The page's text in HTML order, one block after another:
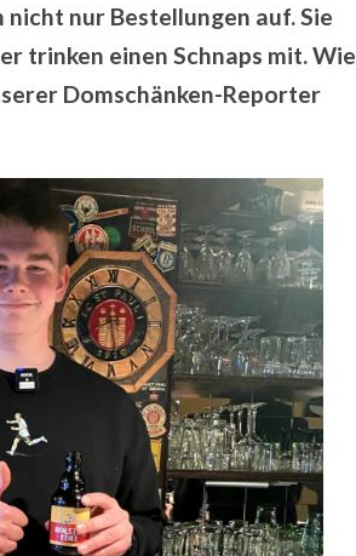
nicht nur Bestellungen auf. Sie
trinken einen Schnaps mit. Wie
Domschänken-Reporter